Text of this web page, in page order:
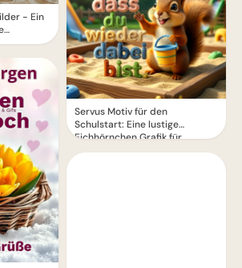
- Ein
Servus Motiv für den
Schulstart: Eine lustige
Eichhörnchen Grafik für
WhatsApp